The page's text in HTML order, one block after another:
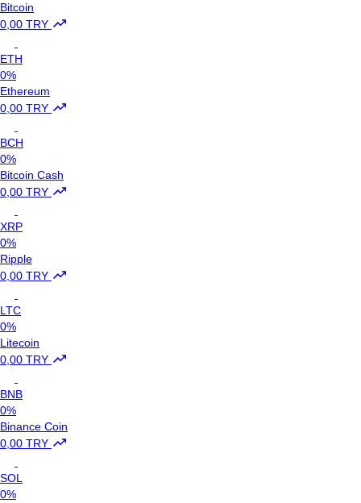
Bitcoin
0,00 TRY
ETH
0%
Ethereum
0,00 TRY
BCH
0%
Bitcoin Cash
0,00 TRY
XRP
0%
Ripple
0,00 TRY
LTC
0%
Litecoin
0,00 TRY
BNB
0%
Binance Coin
0,00 TRY
SOL
0%